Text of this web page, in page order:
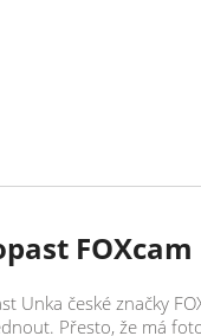
FOXcam
Unka české značky
Přesto, že má